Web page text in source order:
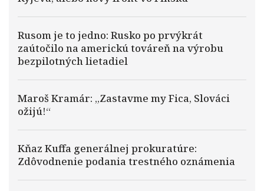
Rusom je to jedno: Rusko po prvýkrát
zaútočilo na americkú továreň na výrobu
bezpilotných lietadiel
Maroš Kramár: „Zastavme my Fica, Slováci
ožijú!“
Kňaz Kuffa generálnej prokuratúre:
Zdôvodnenie podania trestného oznámenia